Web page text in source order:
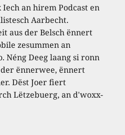
an hirem Podcast en
Aarbecht.
aus der Belsch ënnert
zesummen an
Néng Deeg laang si ronn
ënnerwee, ënnert
Dëst Joer fiert
Lëtzebuerg, an d'woxx-